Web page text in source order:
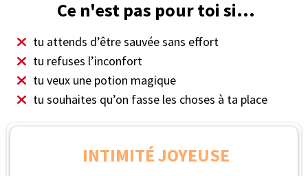
- Séances de couple :
la transformation
- Après 3 mois :
- faire un point sur les avancées - ancrer et stabiliser les
changements - ajuster en fonction des retours